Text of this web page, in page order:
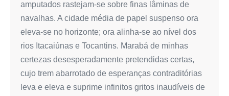
amputados rastejam-se sobre finas lâminas de
navalhas. A cidade média de papel suspenso ora
eleva-se no horizonte; ora alinha-se ao nível dos
rios Itacaiúnas e Tocantins. Marabá de minhas
certezas desesperadamente pretendidas certas,
cujo trem abarrotado de esperanças contraditórias
leva e eleva e suprime infinitos gritos inaudíveis de